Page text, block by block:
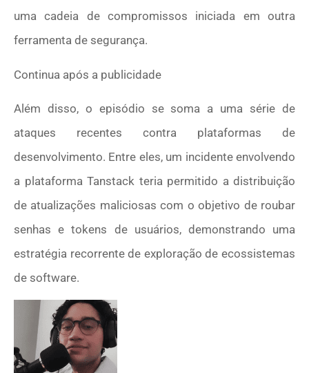
uma cadeia de compromissos iniciada em outra
ferramenta de segurança.
Continua após a publicidade
Além disso, o episódio se soma a uma série de
ataques recentes contra plataformas de
desenvolvimento. Entre eles, um incidente envolvendo
a plataforma Tanstack teria permitido a distribuição
de atualizações maliciosas com o objetivo de roubar
senhas e tokens de usuários, demonstrando uma
estratégia recorrente de exploração de ecossistemas
de software.